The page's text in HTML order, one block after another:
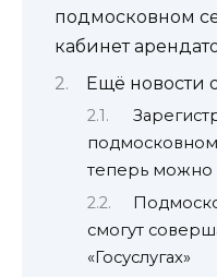
подмосковном
кабинет
Ещё новости
теперь можно
смогут
«Госуслугах»